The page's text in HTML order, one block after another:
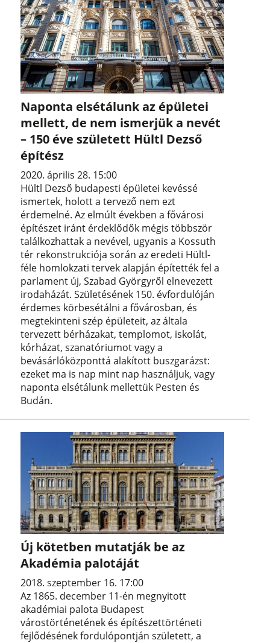
Naponta elsétálunk az épületei
mellett, de nem ismerjük a nevét
– 150 éve született Hültl Dezső
építész
2020. április 28. 15:00
Hültl Dezső budapesti épületei kevéssé
ismertek, holott a tervező nem ezt
érdemelné. Az elmúlt években a fővárosi
építészet iránt érdeklődők mégis többször
találkozhattak a nevével, ugyanis a Kossuth
tér rekonstrukciója során az eredeti Hültl-
féle homlokzati tervek alapján építették fel a
parlament új, Szabad Györgyről elnevezett
irodaházát. Születésének 150. évfordulóján
érdemes körbesétálni a fővárosban, és
megtekinteni szép épületeit, az általa
tervezett bérházakat, templomot, iskolát,
kórházat, szanatóriumot vagy a
bevásárlóközponttá alakított buszgarázst:
ezeket ma is nap mint nap használjuk, vagy
naponta elsétálunk mellettük Pesten és
Budán.
Új kötetben mutatják be az
Akadémia palotáját
2018. szeptember 16. 17:00
Az 1865. december 11-én megnyitott
akadémiai palota Budapest
várostörténetének és építészettörténeti
fejlődésének fordulópontján született, a